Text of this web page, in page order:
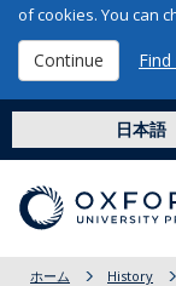
of cookies. You can
Continue
日本語
ホーム History